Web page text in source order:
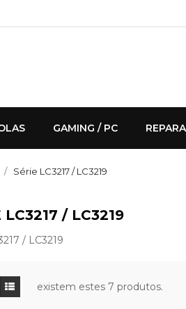
GAMING / PC
Série LC3217 / LC3219
LC3217 / LC3219
/ LC3219
existem estes 7 produtos.